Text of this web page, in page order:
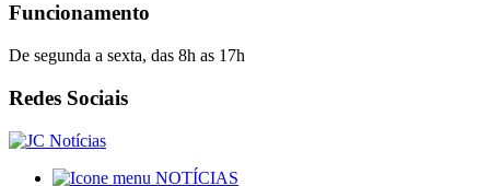
Funcionamento
De segunda a sexta, das 8h as 17h
Redes Sociais
NOTÍCIAS